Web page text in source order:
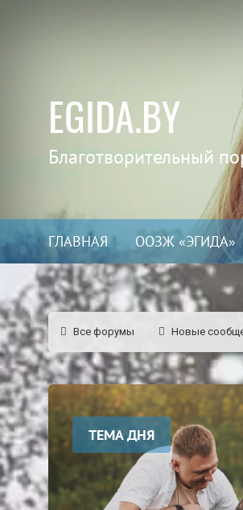
EGIDA.BY
Благотворительный
ГЛАВНАЯ ООЗЖ «ЭГИДА»
Все форумы Новые
ТЕМА ДНЯ